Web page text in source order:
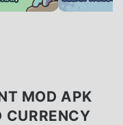
MOD APK
CURRENCY